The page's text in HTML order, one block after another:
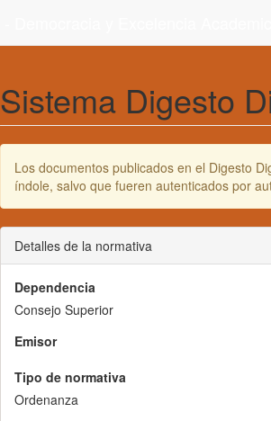
Sistema Digesto
Los documentos publicados en el Digesto
índole, salvo que fueren autenticados por
Detalles de la normativa
Dependencia
Consejo Superior
Emisor
Tipo de normativa
Ordenanza